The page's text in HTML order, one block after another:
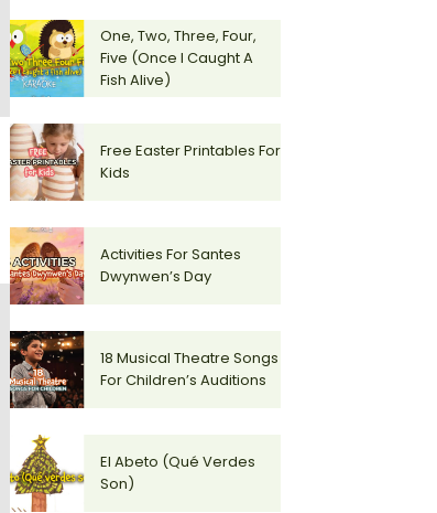
One, Two, Three, Four,
Five (Once I Caught A
Fish Alive)
Free Easter Printables For
Kids
Activities For Santes
Dwynwen’s Day
18 Musical Theatre Songs
For Children’s Auditions
El Abeto (Qué Verdes
Son)